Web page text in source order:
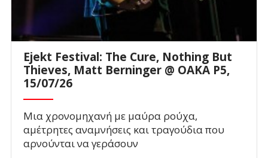
Ejekt Festival: The Cure, Nothing But
Thieves, Matt Berninger @ ΟΑΚΑ P5,
15/07/26
Μια χρονομηχανή με μαύρα ρούχα,
αμέτρητες αναμνήσεις και τραγούδια που
αρνούνται να γεράσουν